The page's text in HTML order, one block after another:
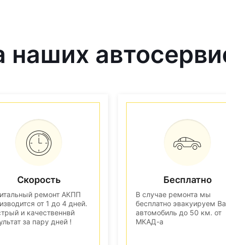
Скорость
ремонт АКПП
от 1 до 4 дней.
и качественнвй
за пару дней !
Бесплатно
В случае ремонта мы
бесплатно эвакуируем
автомобиль до 50 км. от
МКАД-а